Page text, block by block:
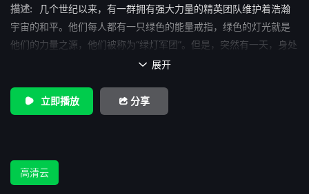
描述:
几个世纪以来，有一群拥有强大力量的精英团队维护着浩瀚
宇宙的和平。他们每人都有一只绿色的能量戒指，绿色的灯光就是
他们的力量之源，他们被称为“绿灯军团”。但是，突然有一天，身处
宇宙多处的绿灯侠不断传来受到袭击身亡的事件。原来，沉寂多年
此展开了全宇宙追杀绿灯侠。这时在地球上，拥有非凡天赋却自命
不凡的试飞员哈尔（瑞安·雷诺兹 Ryan Reynolds 饰）无意中获得了
息。为了能打败派瑞莱克斯，保护地球拯救人类，哈尔需要克服恐
惧，熟练运用自己的绿灯能量。魔王临近，哈尔能否打败魔王，成
 展开
立即播放 分享
高清云